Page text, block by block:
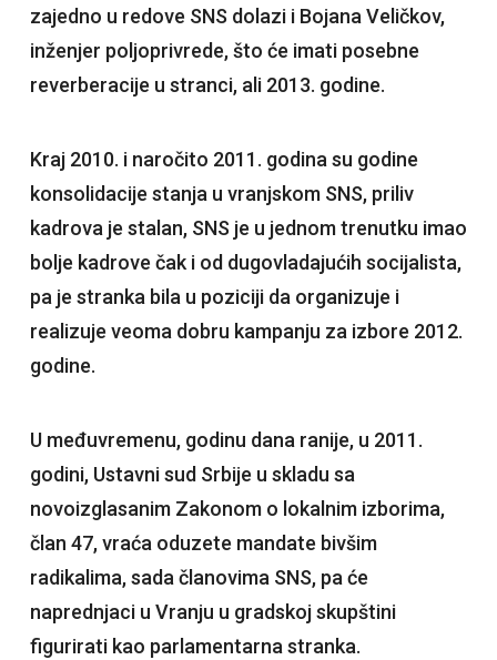
zajedno u redove SNS dolazi i Bojana Veličkov,
inženjer poljoprivrede, što će imati posebne
reverberacije u stranci, ali 2013. godine.
Kraj 2010. i naročito 2011. godina su godine
konsolidacije stanja u vranjskom SNS, priliv
kadrova je stalan, SNS je u jednom trenutku imao
bolje kadrove čak i od dugovladajućih socijalista,
pa je stranka bila u poziciji da organizuje i
realizuje veoma dobru kampanju za izbore 2012.
godine.
U međuvremenu, godinu dana ranije, u 2011.
godini, Ustavni sud Srbije u skladu sa
novoizglasanim Zakonom o lokalnim izborima,
član 47, vraća oduzete mandate bivšim
radikalima, sada članovima SNS, pa će
naprednjaci u Vranju u gradskoj skupštini
figurirati kao parlamentarna stranka.